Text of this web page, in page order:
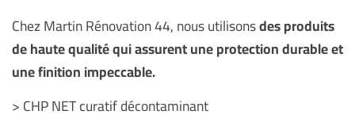
Chez Martin Rénovation 44, nous utilisonsdes produits
de haute qualité qui assurent une protection durable et
une finition impeccable.
> CHP NET curatif décontaminant